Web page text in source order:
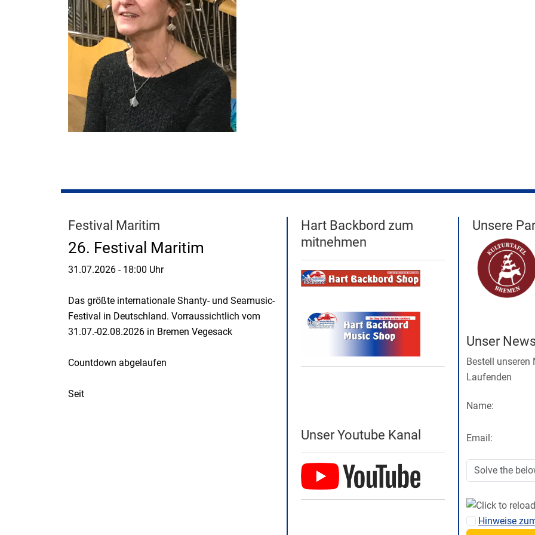
Festival Maritim
26. Festival Maritim
31.07.2026 - 18:00 Uhr
Das größte internationale Shanty- und Seamusic-
Festival in Deutschland. Vorraussichtlich vom
31.07.-02.08.2026 in Bremen Vegesack
Countdown abgelaufen
Seit
Hart Backbord zum
mitnehmen
Unser Youtube Kanal
Unsere
Unser
Bestell unseren
Laufenden
Name:
Email:
Hinweise